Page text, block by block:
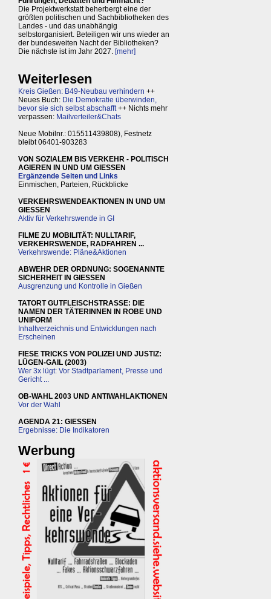
Die Projektwerkstatt beherbergt eine der
größten politischen und Sachbibliotheken des
Landes - und das unabhängig
selbstorganisiert. Beteiligen wir uns wieder an
der bundesweiten Nacht der Bibliotheken?
Die nächste ist im Jahr 2027. [mehr]
Weiterlesen
Kreis Gießen: B49-Neubau verhindern ++
Neues Buch: Die Demokratie überwinden,
bevor sie sich selbst abschafft++ Nichts mehr
verpassen: Mailverteiler&Chats
Neue Mobilnr.: 015511439808), Festnetz
bleibt 06401-903283
VON SOZIALEM BIS VERKEHR - POLITISCH
AGIEREN IN UND UM GIESSEN
Ergänzende Seiten und Links
Einmischen, Parteien, Rückblicke
VERKEHRSWENDEAKTIONEN IN UND UM
GIESSEN
Aktiv für Verkehrswende in GI
FILME ZU MOBILITÄT: NULLTARIF,
VERKEHRSWENDE, RADFAHREN ...
Verkehrswende: Pläne&Aktionen
ABWEHR DER ORDNUNG: SOGENANNTE
SICHERHEIT IN GIESSEN
Ausgrenzung und Kontrolle in Gießen
TATORT GUTFLEISCHSTRASSE: DIE
NAMEN DER TÄTERINNEN IN ROBE UND
UNIFORM
Inhaltverzeichnis und Entwicklungen nach
Erscheinen
FIESE TRICKS VON POLIZEI UND JUSTIZ:
LÜGEN-GAIL (2003)
Wer 3x lügt: Vor Stadtparlament, Presse und
Gericht ...
OB-WAHL 2003 UND ANTIWAHLAKTIONEN
Vor der Wahl
AGENDA 21: GIESSEN
Ergebnisse: Die Indikatoren
Werbung